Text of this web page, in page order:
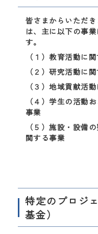
皆さまからいただ
は、主に以下の事
す。
（１）教育活動に
（２）研究活動に
（３）地域貢献活
（４）学生の活動
事業
（５）施設・設備
関する事業
特定のプロジ
基金）